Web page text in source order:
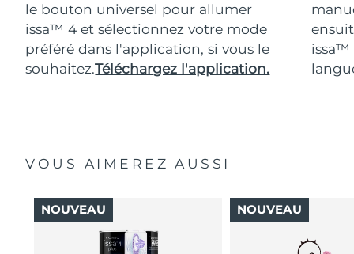
le bouton universel pour allumer
issa™ 4 et sélectionnez votre mode
préféré dans l'application, si vous le
souhaitez.Téléchargez l'application.
issa™
VOUS AIMEREZ AUSSI
NOUVEAU NOUVEAU